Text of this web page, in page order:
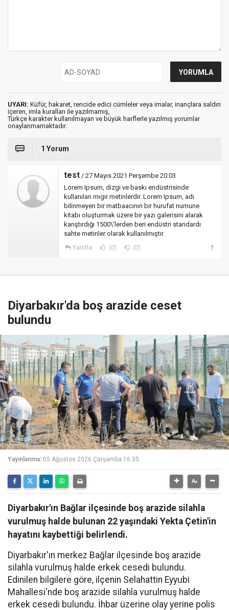
UYARI: Küfür, hakaret, rencide edici cümleler veya imalar, inançlara saldırı
içeren, imla kuralları ile yazılmamış,
Türkçe karakter kullanılmayan ve büyük harflerle yazılmış yorumlar
onaylanmamaktadır.
1 Yorum
test / 27 Mayıs 2021 Perşembe 20:03
Lorem Ipsum, dizgi ve baskı endüstrisinde
kullanılan mıgır metinlerdir. Lorem Ipsum, adı
bilinmeyen bir matbaacının bir hurufat numune
kitabı oluşturmak üzere bir yazı galerisini alarak
karıştırdığı 1500\'lerden beri endüstri standardı
sahte metinler olarak kullanılmıştır.
Yanıtla (0) (0)
Diyarbakır'da boş arazide ceset
bulundu
Yayınlanma: 05 Ağustos 2026 Çarşamba 16:35
Diyarbakır'ın Bağlar ilçesinde boş arazide silahla
vurulmuş halde bulunan 22 yaşındaki Yekta Çetin'in
hayatını kaybettiği belirlendi.
Diyarbakır'ın merkez Bağlar ilçesinde boş arazide
silahla vurulmuş halde erkek cesedi bulundu.
Edinilen bilgilere göre, ilçenin Selahattin Eyyubi
Mahallesi'nde boş arazide silahla vurulmuş halde
erkek cesedi bulundu. İhbar üzerine olay yerine polis